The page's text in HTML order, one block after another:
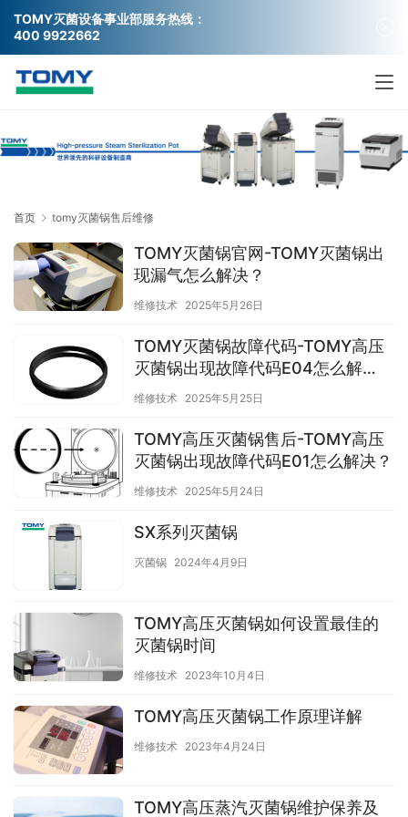
首页 tomy灭菌锅售后维修
TOMY灭菌锅官网-TOMY灭菌锅出
现漏气怎么解决？
维修技术 2025年5月26日
TOMY灭菌锅故障代码-TOMY高压
灭菌锅出现故障代码E04怎么解
决？
维修技术 2025年5月25日
TOMY高压灭菌锅售后-TOMY高压
灭菌锅出现故障代码E01怎么解决？
维修技术 2025年5月24日
SX系列灭菌锅
灭菌锅 2024年4月9日
TOMY高压灭菌锅如何设置最佳的
灭菌锅时间
维修技术 2023年10月4日
TOMY高压灭菌锅工作原理详解
维修技术 2023年4月24日
TOMY高压蒸汽灭菌锅维护保养及
TOMY灭菌设备事业部服务热线：
400 9922662